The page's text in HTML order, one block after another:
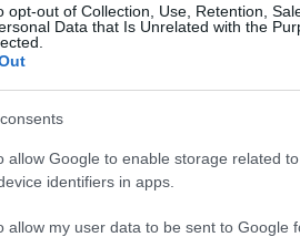
opt-out of Collection, Use, Retention,
Data that Is Unrelated with the
allow Google to enable storage related
identifiers in apps.
allow my user data to be sent to Google
cosa sorprendente? I prezzi
ad altre località
bene senza spendere una
p>
low cost da non perdere?
di Bled senza farti